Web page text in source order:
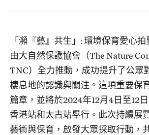
「瀕『藝』共生」: 環境保育愛心
由大自然保護協會（The Nature
TNC）全力推動，成功提升了公眾
棲息地的認識與關注。這項重要保
篇章，並將於2024年12月4日至12
香港站和太古站舉行。此次持續展
藝術與保育，啟發大眾採取行動，